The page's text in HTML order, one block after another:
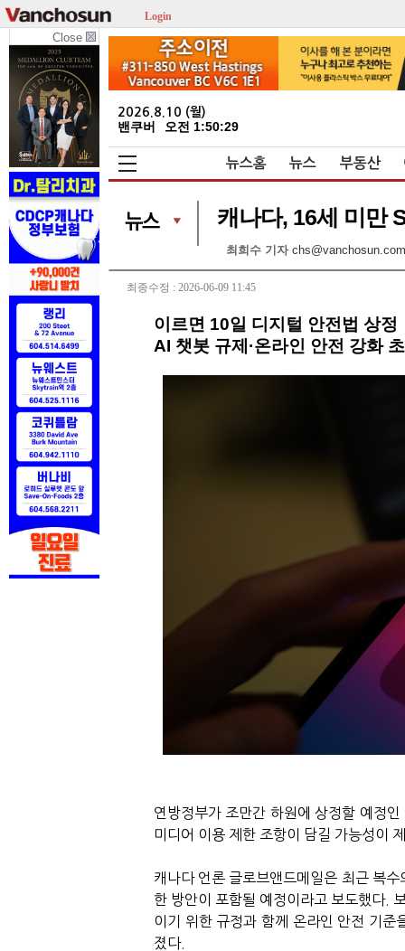
Login
Close
2026.8.10 (월)
밴쿠버 오전 1:50:29
뉴스홈 뉴스 부동산
캐나다, 16세 미만
최희수 기자 chs@vanchosun.com
최종수정 : 2026-06-09 11:45
이르면 10일 디지털 안전법 상정
AI 챗봇 규제·온라인 안전 강화
연방정부가 조만간 하원에 상정할 예정
미디어 이용 제한 조항이 담길 가능성이
캐나다 언론 글로브앤드메일은 최근 복
한 방안이 포함될 예정이라고 보도했다.
이기 위한 규정과 함께 온라인 안전 기준
졌다.